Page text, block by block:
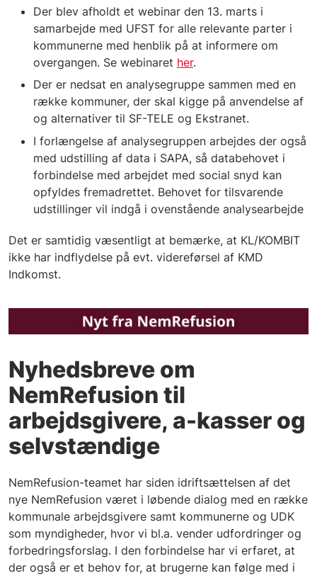
Der blev afholdt et webinar den 13. marts i
samarbejde med UFST for alle relevante parter i
kommunerne med henblik på at informere om
overgangen. Se webinaret her.
Der er nedsat en analysegruppe sammen med en
række kommuner, der skal kigge på anvendelse af
og alternativer til SF-TELE og Ekstranet.
I forlængelse af analysegruppen arbejdes der også
med udstilling af data i SAPA, så databehovet i
forbindelse med arbejdet med social snyd kan
opfyldes fremadrettet. Behovet for tilsvarende
udstillinger vil indgå i ovenstående analysearbejde
Det er samtidig væsentligt at bemærke, at KL/KOMBIT
ikke har indflydelse på evt. videreførsel af KMD
Indkomst.
Nyhedsbreve om
NemRefusion til
arbejdsgivere, a-kasser og
selvstændige
NemRefusion-teamet har siden idriftsættelsen af det
nye NemRefusion været i løbende dialog med en række
kommunale arbejdsgivere samt kommunerne og UDK
som myndigheder, hvor vi bl.a. vender udfordringer og
forbedringsforslag. I den forbindelse har vi erfaret, at
der også er et behov for, at brugerne kan følge med i